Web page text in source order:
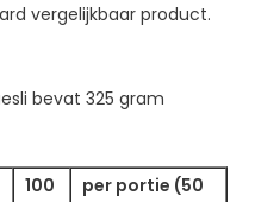
vergelijkbaar product.
bevat 325 gram
100
per portie (50